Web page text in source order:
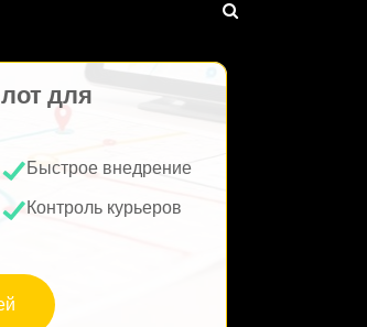
для
Быстрое внедрение
Контроль курьеров